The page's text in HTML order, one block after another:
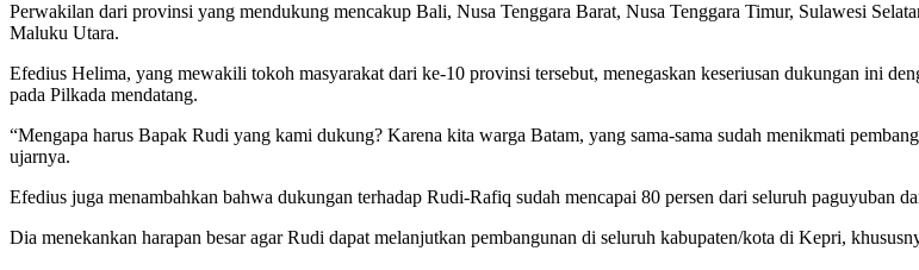
Perwakilan dari provinsi yang mendukung mencakup Bali, Nusa Tenggara Barat, Nusa Tenggara Timur, Sulawesi
Maluku Utara.
Efedius Helima, yang mewakili tokoh masyarakat dari ke-10 provinsi tersebut, menegaskan keseriusan dukungan ini
pada Pilkada mendatang.
“Mengapa harus Bapak Rudi yang kami dukung? Karena kita warga Batam, yang sama-sama sudah menikmati
ujarnya.
Efedius juga menambahkan bahwa dukungan terhadap Rudi-Rafiq sudah mencapai 80 persen dari seluruh paguyuban
Dia menekankan harapan besar agar Rudi dapat melanjutkan pembangunan di seluruh kabupaten/kota di Kepri,